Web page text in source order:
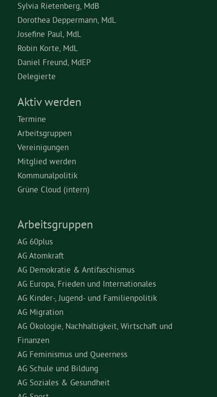
Sylvia Rietenberg, MdB
Dorothea Deppermann, MdL
Josefine Paul, MdL
Robin Korte, MdL
Daniel Freund, MdEP
Delegierte
Aktiv werden
Termine
Arbeitsgruppen
Vereinigungen
Mitglied werden
Kommunalpolitik
Grüne Cloud (intern)
Arbeitsgruppen
AG 60plus
AG Atomkraft
AG Demokratie & Antifaschismus
AG Europa, Frieden und Internationales
AG Kinder-, Jugend- und Familienpolitik
AG Migration
AG Ökologie, Nachhaltigkeit, Wirtschaft und
Finanzen
AG Feminismus und Queerness
AG Schule und Bildung
AG Soziales & Gesundheit